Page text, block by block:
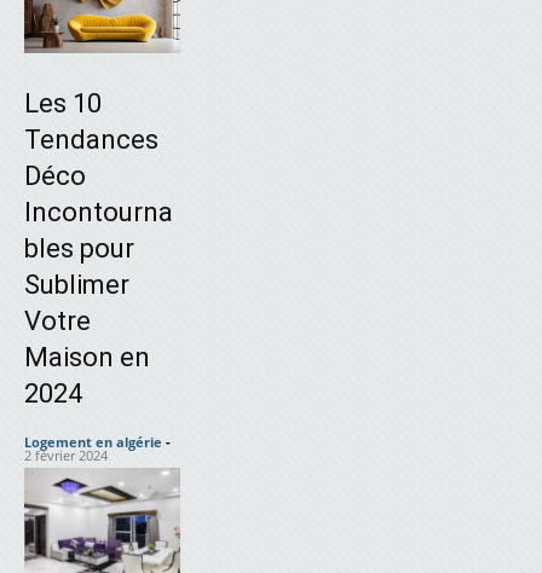
Les 10
Tendances
Déco
Incontourna
bles pour
Sublimer
Votre
Maison en
2024
Logement en algérie -
2 février 2024